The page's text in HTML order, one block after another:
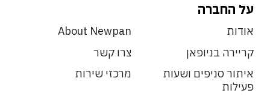
על החברה
אודות
About Newpan
קריירה בניופאן
צרו קשר
איתור סניפים ושעות
פעילות
מרכזי שירות